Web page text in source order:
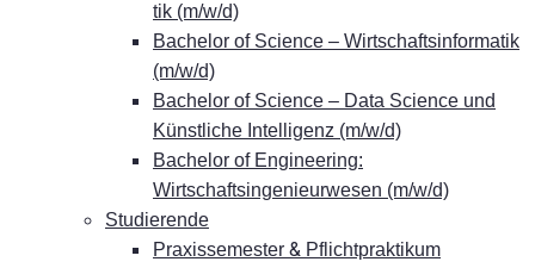
tik (m/w/d)
Ba­che­lor of Sci­ence – Wirt­schafts­in­for­ma­tik
(m/w/d)
Ba­che­lor of Sci­ence – Data Sci­ence und
Künst­li­che In­tel­li­genz (m/w/d)
Ba­che­lor of En­gi­nee­ring:
Wirtschaftsingenieurwesen (m/w/d)
Stu­die­ren­de
Pra­xis­se­mes­ter & Pflichtpraktikum